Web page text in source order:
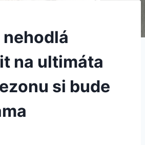
na ultimáta
si bude